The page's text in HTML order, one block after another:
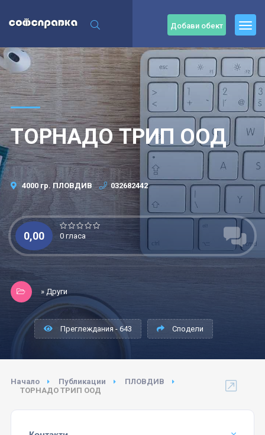
Добави обект
ТОРНАДО ТРИП ООД
4000 гр. ПЛОВДИВ 032682442
0,00 0 гласа
» Други
Преглеждания - 643 Сподели
Начало Публикации
ПЛОВДИВ
ТОРНАДО ТРИП ООД